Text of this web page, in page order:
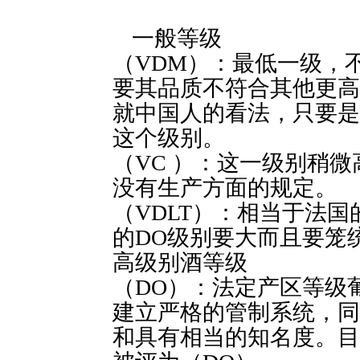
一般等级
（VDM）：最低一级
要其品质不符合其他更
就中国人的看法，只要
这个级别。
（VC ）：这一级别稍
没有生产方面的规定。
（VDLT）：相当于法
的DO级别要大而且要
高级别酒等级
（DO）：法定产区等
建立严格的管制系统，
和具有相当的知名度。